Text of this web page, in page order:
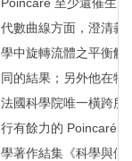
代數曲線方面，澄清義
學中旋轉流體之平衡解
同的結果；另外他在物
法國科學院唯一橫跨
行有餘力的 Poincaré
學著作結集《科學與假